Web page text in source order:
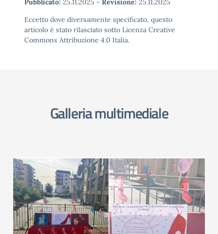
Pubblicato: 25.11.2025 - Revisione: 25.11.2025
Eccetto dove diversamente specificato, questo
articolo è stato rilasciato sotto Licenza Creative
Commons Attribuzione 4.0 Italia.
Galleria multimediale